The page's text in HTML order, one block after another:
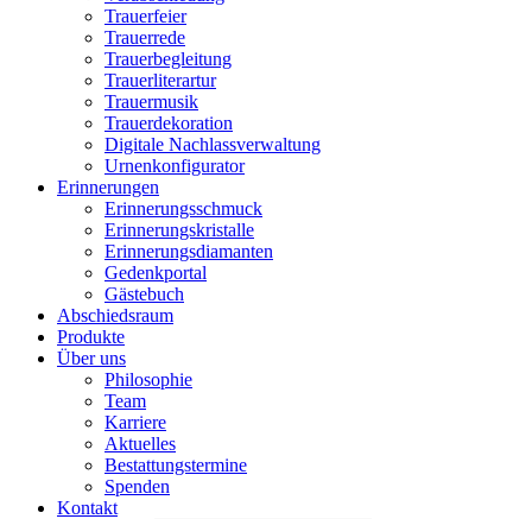
Trauerfeier
Trauerrede
Trauerbegleitung
Trauerliterartur
Trauermusik
Trauerdekoration
Digitale Nachlassverwaltung
Urnenkonfigurator
Erinnerungen
Erinnerungsschmuck
Erinnerungskristalle
Erinnerungsdiamanten
Gedenkportal
Gästebuch
Abschiedsraum
Produkte
Über uns
Philosophie
Team
Karriere
Aktuelles
Bestattungstermine
Spenden
Kontakt